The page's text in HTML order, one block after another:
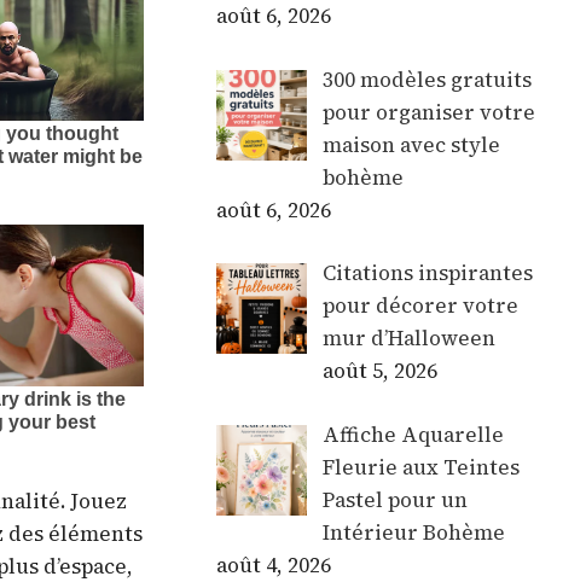
Jouez
des éléments
d’espace,
août 6, 2026
300 modèles gratuits
pour organiser votre
maison avec style
bohème
août 6, 2026
Citations inspirantes
pour décorer votre
mur d’Halloween
août 5, 2026
Affiche Aquarelle
Fleurie aux Teintes
Pastel pour un
Intérieur Bohème
août 4, 2026